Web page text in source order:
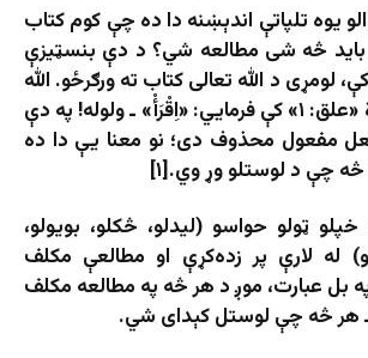
یوه تلپاتې اندېښنه دا ده چې کوم کتاب
باید څه شی مطالعه شي؟ د دې بنسټیزې
لومړی د الله تعالی کتاب ته ورګرځو. الله
جل جلاله په سورة «علق: ۱» کې فرمایي: «اِقْرَأْ» ـ ولوله! په دې
مفعول محذوف دی؛ نو معنا یې دا ده
چې د لوستلو وړ وي.[۱]
ټولو حواسو (لیدلو، څکلو، بویولو،
له لارې پر زده‌کړې او مطالعې مکلف
عبارت، موږ د هر څه په مطالعه مکلف
ـ هر څه چې لوستل کېدای شي.